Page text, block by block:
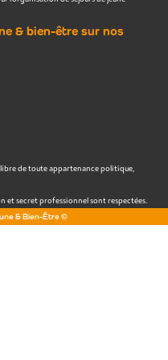
& bien-être sur nos
libre de toute appartenance politique,
et secret professionnel sont respectées.
& Bien-Être ©